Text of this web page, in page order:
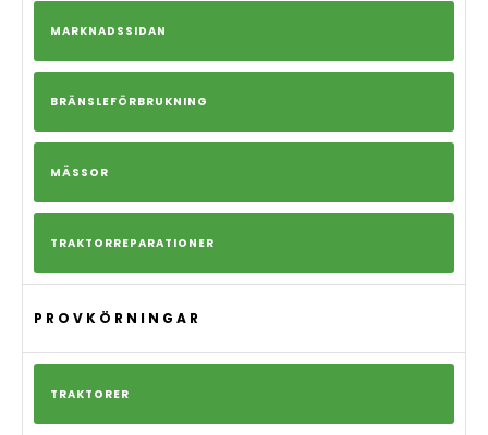
MARKNADSSIDAN
BRÄNSLEFÖRBRUKNING
MÄSSOR
TRAKTORREPARATIONER
PROVKÖRNINGAR
TRAKTORER